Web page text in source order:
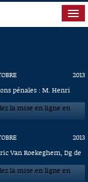
2013
pénales : M. Henri
la mise en ligne en
2013
Van Roekeghem, Dg de
la mise en ligne en